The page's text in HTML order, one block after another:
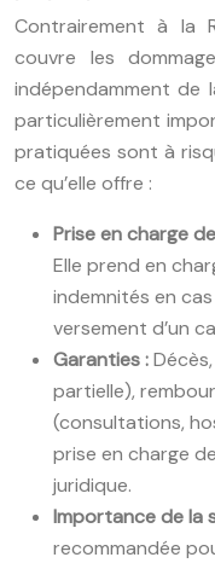
Contrairement à la
couvre les
indépendamment de
particulièrement
pratiquées sont à
ce qu’elle offre :
Prise en charge
Elle prend en
indemnités en
versement d’un
Garanties :
partielle),
(consultations,
prise en charge
juridique.
Importance de la
recommandée